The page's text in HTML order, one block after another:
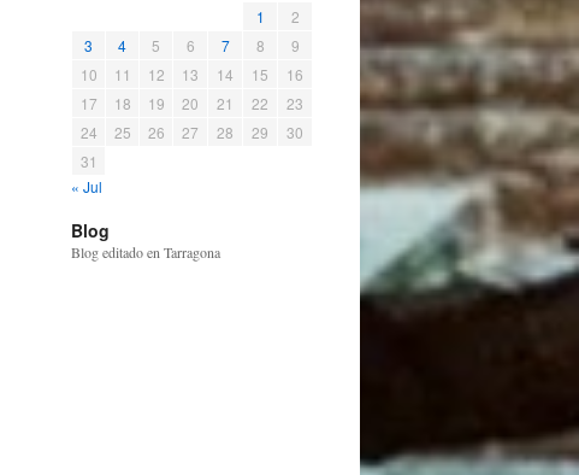
1
2
3
4 5 6 7 8
9
10
11 12 13 14 15
16
17
18 19 20 21 22
23
24
25 26 27 28 29
30
31
« Jul
Blog
Blog editado en Tarragona